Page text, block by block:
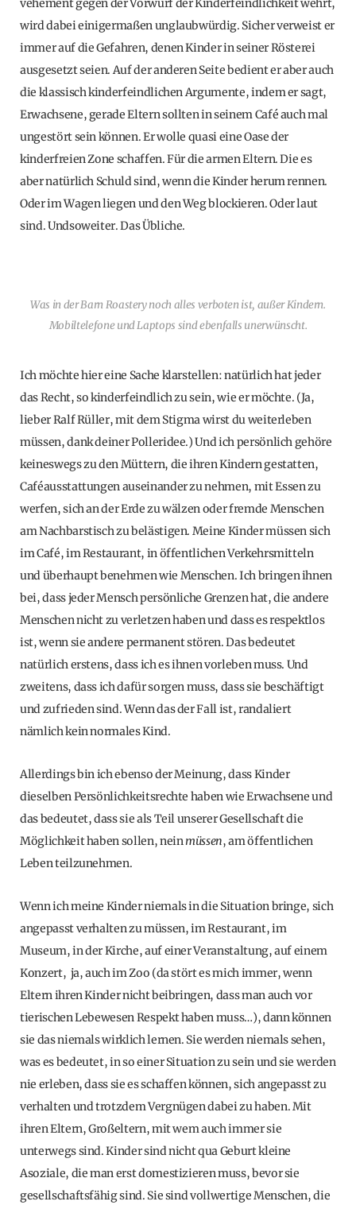
vehement gegen der Vorwurf der Kinderfeindlichkeit wehrt,
wird dabei einigermaßen unglaubwürdig. Sicher verweist er
immer auf die Gefahren, denen Kinder in seiner Rösterei
ausgesetzt seien. Auf der anderen Seite bedient er aber auch
die klassisch kinderfeindlichen Argumente, indem er sagt,
Erwachsene, gerade Eltern sollten in seinem Café auch mal
ungestört sein können. Er wolle quasi eine Oase der
kinderfreien Zone schaffen. Für die armen Eltern. Die es
aber natürlich Schuld sind, wenn die Kinder herum rennen.
Oder im Wagen liegen und den Weg blockieren. Oder laut
sind. Undsoweiter. Das Übliche.
Was in der Barn Roastery noch alles verboten ist, außer Kindern.
Mobiltelefone und Laptops sind ebenfalls unerwünscht.
Ich möchte hier eine Sache klarstellen: natürlich hat jeder
das Recht, so kinderfeindlich zu sein, wie er möchte. (Ja,
lieber Ralf Rüller, mit dem Stigma wirst du weiterleben
müssen, dank deiner Polleridee.) Und ich persönlich gehöre
keineswegs zu den Müttern, die ihren Kindern gestatten,
Caféausstattungen auseinander zu nehmen, mit Essen zu
werfen, sich an der Erde zu wälzen oder fremde Menschen
am Nachbarstisch zu belästigen. Meine Kinder müssen sich
im Café, im Restaurant, in öffentlichen Verkehrsmitteln
und überhaupt benehmen wie Menschen. Ich bringen ihnen
bei, dass jeder Mensch persönliche Grenzen hat, die andere
Menschen nicht zu verletzen haben und dass es respektlos
ist, wenn sie andere permanent stören. Das bedeutet
natürlich erstens, dass ich es ihnen vorleben muss. Und
zweitens, dass ich dafür sorgen muss, dass sie beschäftigt
und zufrieden sind. Wenn das der Fall ist, randaliert
nämlich kein normales Kind.
Allerdings bin ich ebenso der Meinung, dass Kinder
dieselben Persönlichkeitsrechte haben wie Erwachsene und
das bedeutet, dass sie als Teil unserer Gesellschaft die
Möglichkeit haben sollen, neinmüssen, am öffentlichen
Leben teilzunehmen.
Wenn ich meine Kinder niemals in die Situation bringe, sich
angepasst verhalten zu müssen, im Restaurant, im
Museum, in der Kirche, auf einer Veranstaltung, auf einem
Konzert, ja, auch im Zoo (da stört es mich immer, wenn
Eltern ihren Kinder nicht beibringen, dass man auch vor
tierischen Lebewesen Respekt haben muss…), dann können
sie das niemals wirklich lernen. Sie werden niemals sehen,
was es bedeutet, in so einer Situation zu sein und sie werden
nie erleben, dass sie es schaffen können, sich angepasst zu
verhalten und trotzdem Vergnügen dabei zu haben. Mit
ihren Eltern, Großeltern, mit wem auch immer sie
unterwegs sind. Kinder sind nicht qua Geburt kleine
Asoziale, die man erst domestizieren muss, bevor sie
gesellschaftsfähig sind. Sie sind vollwertige Menschen, die